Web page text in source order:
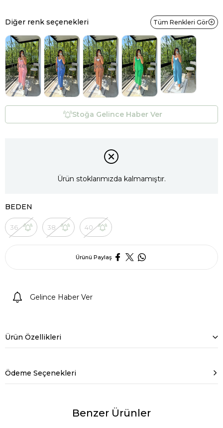
Diğer renk seçenekleri Tüm Renkleri Gör
Tükendi Tükendi Tükendi
Stoğa Gelince Haber Ver
Ürün stoklarımızda kalmamıştır.
BEDEN
36 38 40
Ürünü Paylaş
Gelince Haber Ver
Ürün Özellikleri
Ödeme Seçenekleri
Benzer Ürünler